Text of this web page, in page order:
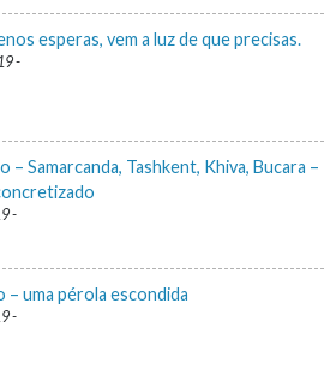
esperas, vem a luz de que precisas.
– Samarcanda, Tashkent, Khiva, Bucara –
– uma pérola escondida